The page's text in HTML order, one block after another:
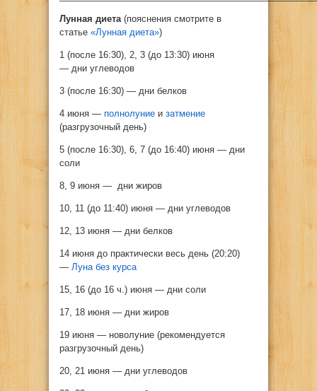
Лунная диета(пояснения смотрите в
статье «Лунная диета»)
1 (после 16:30), 2, 3 (до 13:30) июня
— дни углеводов
3 (после 16:30) — дни белков
4 июня — полнолуние и затмение
(разгрузочный день)
5 (после 16:30), 6, 7 (до 16:40) июня — дни
соли
8, 9 июня — дни жиров
10, 11 (до 11:40) июня — дни углеводов
12, 13 июня — дни белков
14 июня до практически весь день (20:20)
— Луна без курса
15, 16 (до 16 ч.) июня — дни соли
17, 18 июня — дни жиров
19 июня — новолуние (рекомендуется
разгрузочный день)
20, 21 июня — дни углеводов